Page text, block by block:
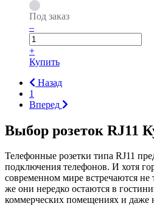
Под заказ
–
+
Купить
Назад
1
Вперед
Выбор розеток RJ11
Телефонные розетки типа RJ11
подключения телефонов. И хотя
современном мире встречаются не
же они нередко остаются в
коммерческих помещениях и даже